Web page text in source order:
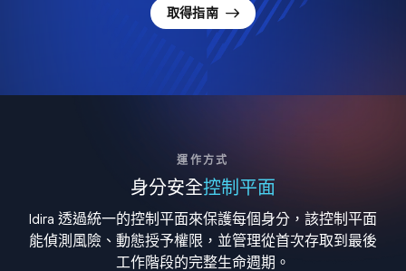
取得指南
運作方式
身分安全控制平面
Idira 透過統一的控制平面來保護每個身分，該控制平面
能偵測風險、動態授予權限，並管理從首次存取到最後
工作階段的完整生命週期。